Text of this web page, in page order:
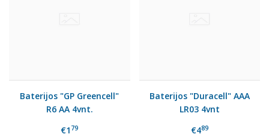
Baterijos "GP Greencell"
R6 AA 4vnt.
€1 79
Baterijos "Duracell" AAA
LR03 4vnt
€489